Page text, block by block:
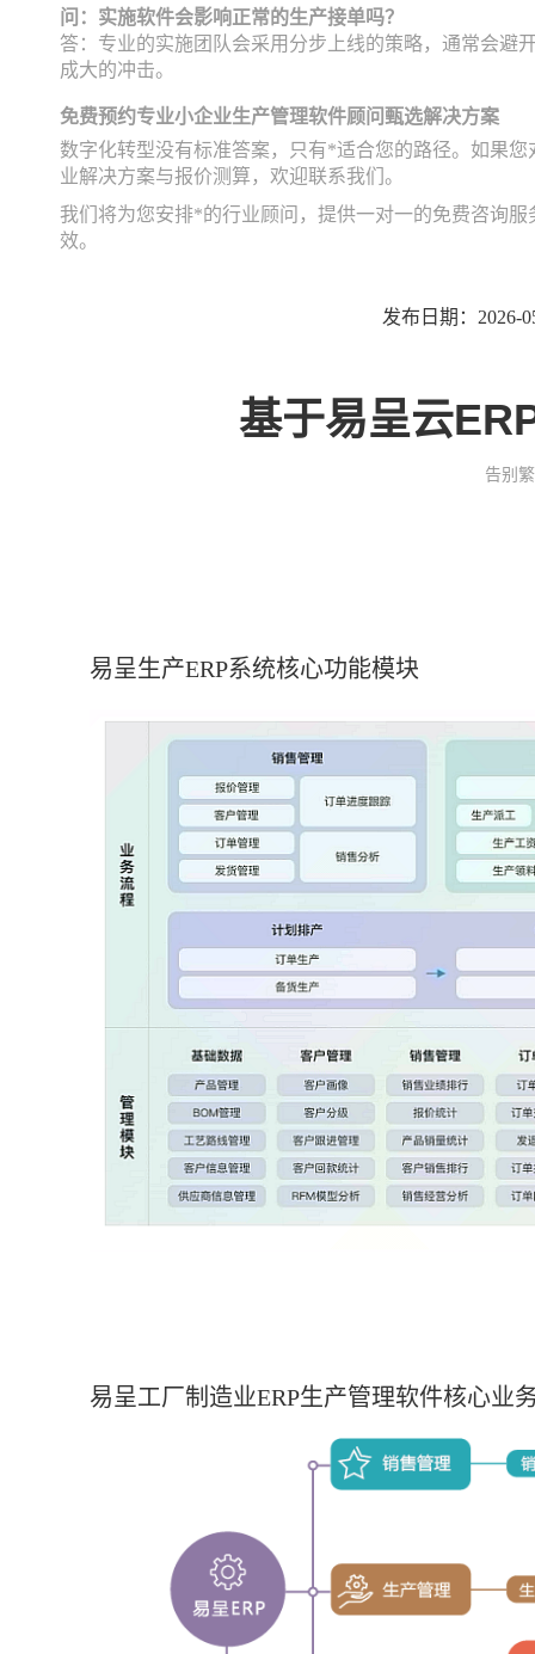
问：实施软件会影响正常的生产接单吗？
答：专业的实施团队会采用分步上线的策略，通常会避
成大的冲击。
免费预约专业小企业生产管理软件顾问甄选解决方案
数字化转型没有标准答案，只有*适合您的路径。如果
业解决方案与报价测算，欢迎联系我们。
我们将为您安排*的行业顾问，提供一对一的免费咨询
效。
发布日期：2026-
基于易呈云
告别
易呈生产ERP系统核心功能模块
易呈工厂制造业ERP生产管理软件核心业